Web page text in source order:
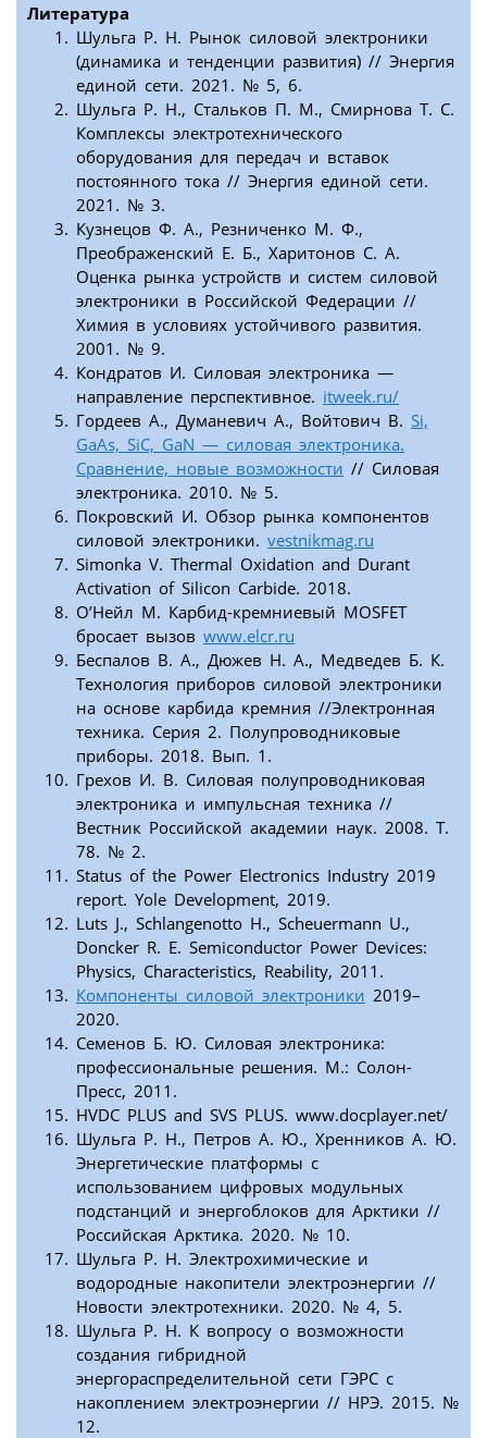
Литература
Шульга Р. Н. Рынок силовой электроники
(динамика и тенденции развития) // Энергия
единой сети. 2021. № 5, 6.
Шульга Р. Н., Стальков П. М., Смирнова Т. С.
Комплексы электротехнического
оборудования для передач и вставок
постоянного тока // Энергия единой сети.
2021. № 3.
Кузнецов Ф. А., Резниченко М. Ф.,
Преображенский Е. Б., Харитонов С. А.
Оценка рынка устройств и систем силовой
электроники в Российской Федерации //
Химия в условиях устойчивого развития.
2001. № 9.
Кондратов И. Силовая электроника —
направление перспективное. itweek.ru/
Гордеев А., Думаневич А., Войтович В. Si,
GaAs, SiC, GaN — силовая электроника.
Сравнение, новые возможности // Силовая
электроника. 2010. № 5.
Покровский И. Обзор рынка компонентов
силовой электроники. vestnikmag.ru
Simonka V. Thermal Oxidation and Durant
Activation of Silicon Carbide. 2018.
O’Нейл М. Карбид-кремниевый MOSFET
бросает вызов www.elcr.ru
Беспалов В. А., Дюжев Н. А., Медведев Б. К.
Технология приборов силовой электроники
на основе карбида кремния //Электронная
техника. Серия 2. Полупроводниковые
приборы. 2018. Вып. 1.
Грехов И. В. Силовая полупроводниковая
электроника и импульсная техника //
Вестник Российской академии наук. 2008. Т.
78. № 2.
Status of the Power Electronics Industry 2019
report. Yole Development, 2019.
Luts J., Schlangenotto H., Scheuermann U.,
Doncker R. E. Semiconductor Power Devices:
Physics, Characteristics, Reability, 2011.
Компоненты силовой электроники 2019–
2020.
Семенов Б. Ю. Силовая электроника:
профессиональные решения. М.: Солон-
Пресс, 2011.
HVDC PLUS and SVS PLUS. www.docplayer.net/
Шульга Р. Н., Петров А. Ю., Хренников А. Ю.
Энергетические платформы с
использованием цифровых модульных
подстанций и энергоблоков для Арктики //
Российская Арктика. 2020. № 10.
Шульга Р. Н. Электрохимические и
водородные накопители электроэнергии //
Новости электротехники. 2020. № 4, 5.
Шульга Р. Н. К вопросу о возможности
создания гибридной
энергораспределительной сети ГЭРС с
накоплением электроэнергии // НРЭ. 2015. №
12.